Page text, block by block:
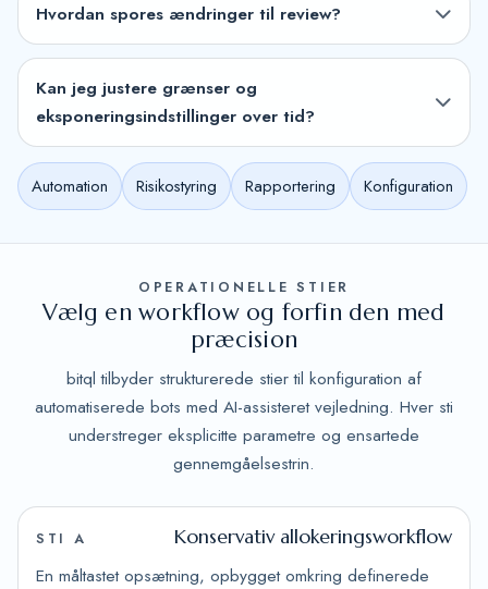
Hvordan spores ændringer til review?
Kan jeg justere grænser og
eksponeringsindstillinger over tid?
Automation Risikostyring Rapportering Konfiguration
OPERATIONELLE STIER
Vælg en workflow og forfin den med
præcision
bitql tilbyder strukturerede stier til konfiguration af
automatiserede bots med AI-assisteret vejledning. Hver sti
understreger eksplicitte parametre og ensartede
gennemgåelsestrin.
STI A Konservativ allokeringsworkflow
En måltastet opsætning, opbygget omkring definerede